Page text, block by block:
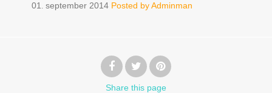
01 . september 2014 Posted byAdminman
Share this page